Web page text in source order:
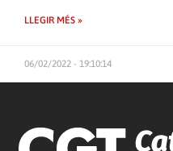
LLEGIR MÉS »
06/02/2022 - 19:10:14